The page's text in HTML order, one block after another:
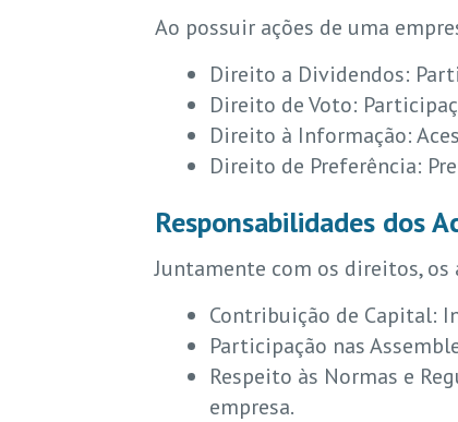
Ao possuir ações de uma
Direito a Dividendos:
Direito de Voto:
Direito à Informação:
Direito de Preferência:
Responsabilidades dos
Juntamente com os direitos,
Contribuição de Capital:
Participação nas
Respeito às Normas e
empresa.